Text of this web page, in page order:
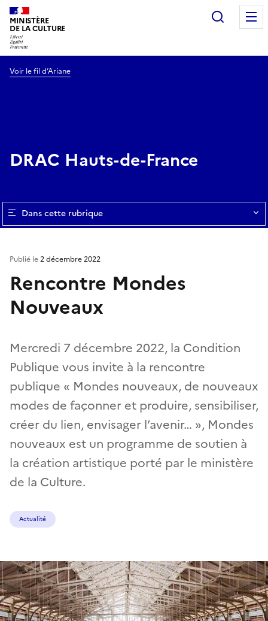
MINISTÈRE
DE LA CULTURE
Voir le fil d’Ariane
DRAC Hauts-de-France
Dans cette rubrique
Rencontre Mondes
Nouveaux
Mercredi 7 décembre 2022, la Condition
Publique vous invite à la rencontre
publique « Mondes nouveaux, de nouveaux
modes de façonner et produire, sensibiliser,
créer du lien, envisager l’avenir… », Mondes
nouveaux est un programme de soutien à
la création artistique porté par le ministère
de la Culture.
Publié le2 décembre 2022
Actualité